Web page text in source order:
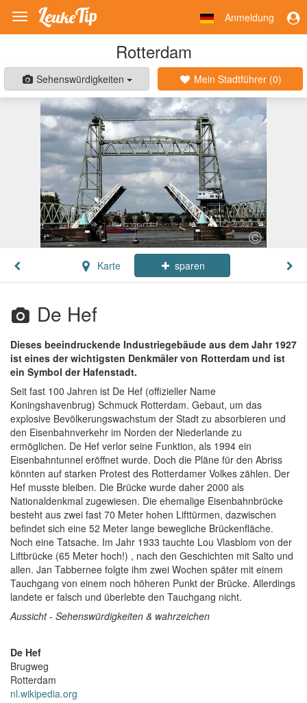
Toggle
navigation
Anmeldung
Rotterdam
Sehenswürdigkeiten Mein Stadtführer (0)
Karte sparen
De Hef
Dieses beeindruckende Industriegebäude aus dem Jahr 1927
ist eines der wichtigsten Denkmäler von Rotterdam und ist
ein Symbol der Hafenstadt.
Seit fast 100 Jahren ist De Hef (offizieller Name
Koningshavenbrug) Schmuck Rotterdam. Gebaut, um das
explosive Bevölkerungswachstum der Stadt zu absorbieren und
den Eisenbahnverkehr im Norden der Niederlande zu
ermöglichen. De Hef verlor seine Funktion, als 1994 ein
Eisenbahntunnel eröffnet wurde. Doch die Pläne für den Abriss
könnten auf starken Protest des Rotterdamer Volkes zählen. Der
Hef musste bleiben. Die Brücke wurde daher 2000 als
Nationaldenkmal zugewiesen. Die ehemalige Eisenbahnbrücke
besteht aus zwei fast 70 Meter hohen Lifttürmen, dazwischen
befindet sich eine 52 Meter lange bewegliche Brückenfläche.
Noch eine Tatsache. Im Jahr 1933 tauchte Lou Vlasblom von der
Liftbrücke (65 Meter hoch!) , nach den Geschichten mit Salto und
allen. Jan Tabbernee folgte ihm zwei Wochen später mit einem
Tauchgang von einem noch höheren Punkt der Brücke. Allerdings
landete er falsch und überlebte den Tauchgang nicht.
Aussicht - Sehenswürdigkeiten & wahrzeichen
De Hef
Brugweg
Rotterdam
nl.wikipedia.org